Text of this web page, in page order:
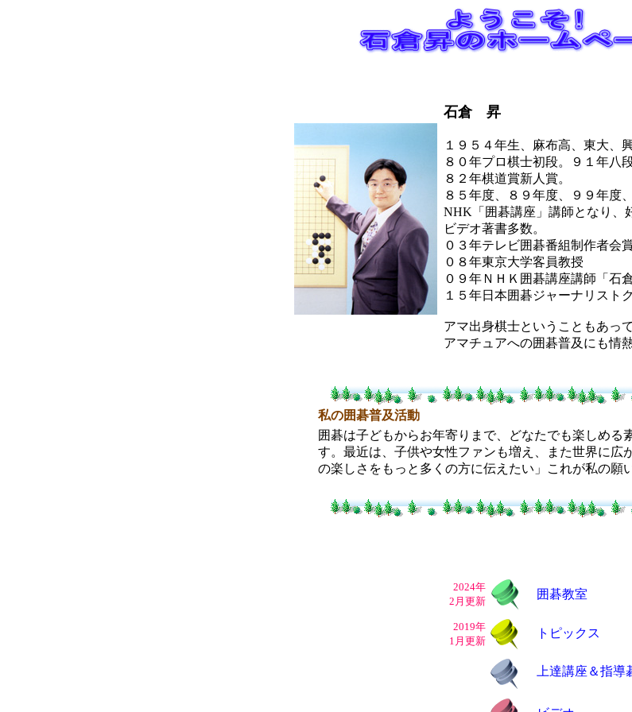
石倉 昇
１９５４年生、麻布高、東大、
８０年プロ棋士初段。９１年八
８２年棋道賞新人賞。
８５年度、８９年度、９９年度
NHK「囲碁講座」講師となり、
ビデオ著書多数。
０３年テレビ囲碁番組制作者会
０８年東京大学客員教授
０９年ＮＨＫ囲碁講座講師「石
１５年日本囲碁ジャーナリスト
アマ出身棋士ということもあって
アマチュアへの囲碁普及にも情
私の囲碁普及活動
囲碁は子どもからお年寄りまで、どなたでも楽しめる
す。最近は、子供や女性ファンも増え、また世界に広
の楽しさをもっと多くの方に伝えたい」これが私の願
2024年
2月更新
囲碁教室
2019年
1月更新
トピックス
上達講座＆指導